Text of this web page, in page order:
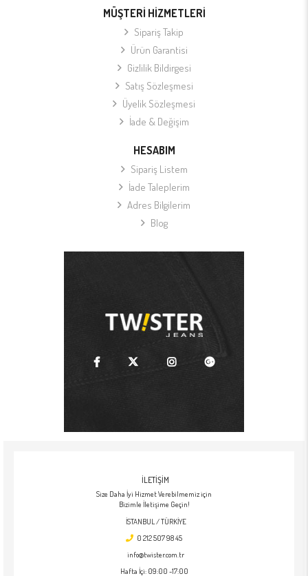
MÜŞTERİ HİZMETLERİ
Sipariş Takip
Ürün Garantisi
Gizlilik Bildirgesi
Satış Sözleşmesi
Üyelik Sözleşmesi
İade & Değişim
HESABIM
Sipariş Listem
İade Taleplerim
Adres Bilgilerim
Blog
İLETİŞİM
Size Daha İyi Hizmet Verebilmemiz için
Bizimle İletişime Geçin!
İSTANBUL / TÜRKİYE
0 212 507 98 45
info@twister.com.tr
Hafta İçi: 09:00 -17:00